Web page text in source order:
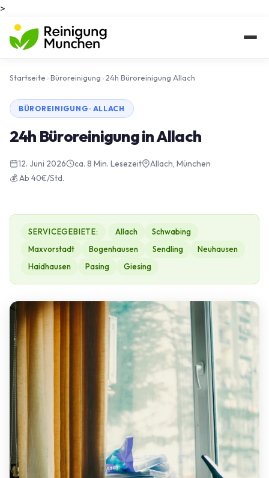
>
Startseite ›Büroreinigung ›24h Büroreinigung Allach
BÜROREINIGUNG · ALLACH
24h Büroreinigung in Allach
12. Juni 2026 ca. 8 Min. Lesezeit
Allach, München
💰 Ab 40€/Std.
SERVICEGEBIETE: Allach
Schwabing
Maxvorstadt
Bogenhausen Sendling
Neuhausen
Haidhausen
Pasing Giesing